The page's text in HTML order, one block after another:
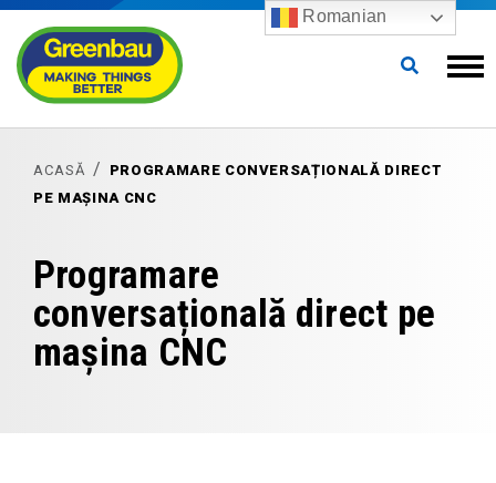
ACASĂ
PROGRAMARE CONVERSAȚIONALĂ DIRECT
PE MAȘINA CNC
Programare
conversațională direct pe
mașina CNC
Romanian